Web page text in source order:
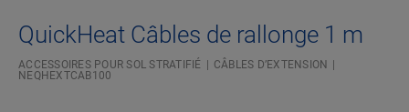
QuickHeat Câbles de rallonge 1 m
ACCESSOIRES POUR SOL STRATIFIÉ
CÂBLES D’EXTENSION
NEQHEXTCAB100